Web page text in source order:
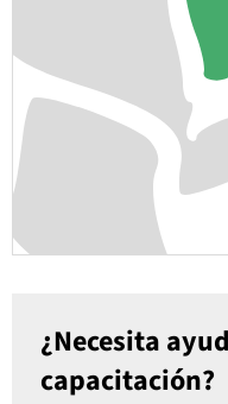
¿Necesita
capacitación?